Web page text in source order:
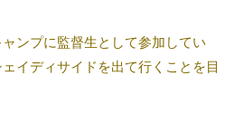
ンプに監督生として参加してい
イディサイドを出て行くことを目